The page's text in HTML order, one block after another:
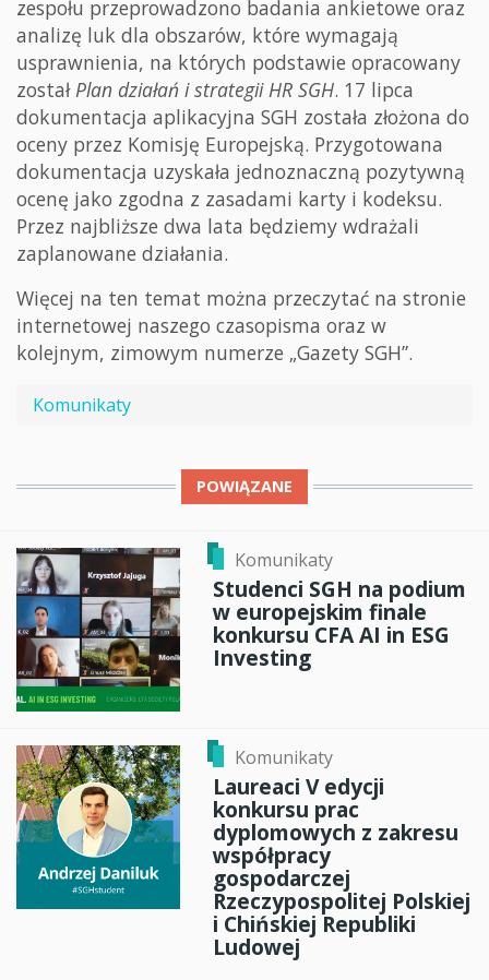
zespołu przeprowadzono badania ankietowe oraz
analizę luk dla obszarów, które wymagają
usprawnienia, na których podstawie opracowany
zostałPlan działań i strategii HR SGH. 17 lipca
dokumentacja aplikacyjna SGH została złożona do
oceny przez Komisję Europejską. Przygotowana
dokumentacja uzyskała jednoznaczną pozytywną
ocenę jako zgodna z zasadami karty i kodeksu.
Przez najbliższe dwa lata będziemy wdrażali
zaplanowane działania.
Więcej na ten temat można przeczytać na stronie
internetowej naszego czasopisma oraz w
kolejnym, zimowym numerze „Gazety SGH”.
Komunikaty
POWIĄZANE
Komunikaty
Studenci SGH na podium
w europejskim finale
konkursu CFA AI in ESG
Investing
Komunikaty
Laureaci V edycji
konkursu prac
dyplomowych z zakresu
współpracy
gospodarczej
Rzeczypospolitej Polskiej
i Chińskiej Republiki
Ludowej